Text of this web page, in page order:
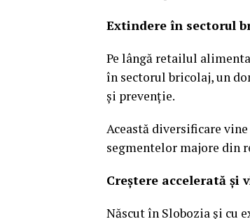
Extindere în sectorul
Pe lângă retailul
în sectorul bricolaj, un
și prevenție.
Această diversificare
segmentelor majore din
Creștere accelerată și
Născut în Slobozia și cu